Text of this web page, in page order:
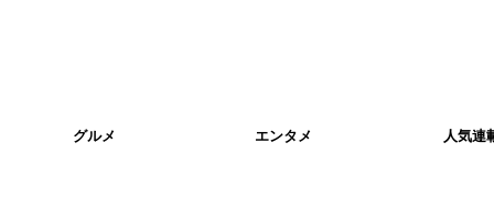
グルメ エンタメ 人気連